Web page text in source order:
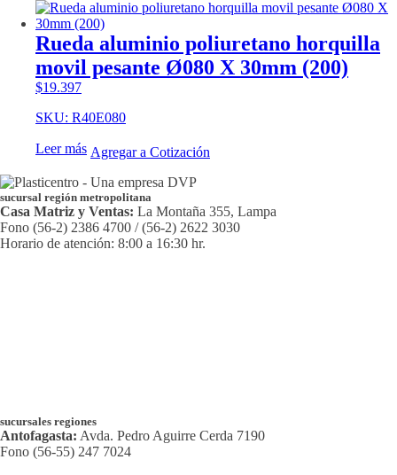
Rueda aluminio poliuretano horquilla
movil pesante Ø080 X 30mm (200)
$19.397
SKU: R40E080
Leer más Agregar a Cotización
sucursal región metropolitana
Casa Matriz y Ventas: La Montaña 355, Lampa
Fono (56-2) 2386 4700 / (56-2) 2622 3030
Horario de atención: 8:00 a 16:30 hr.
sucursales regiones
Antofagasta: Avda. Pedro Aguirre Cerda 7190
Fono (56-55) 247 7024